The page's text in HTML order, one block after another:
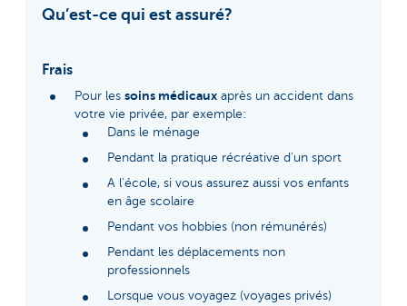
Qu’est-ce qui est assuré?
Frais
Pour les soins médicaux après un accident dans
votre vie privée, par exemple:
Dans le ménage
Pendant la pratique récréative d'un sport
A l'école, si vous assurez aussi vos enfants
en âge scolaire
Pendant vos hobbies (non rémunérés)
Pendant les déplacements non
professionnels
Lorsque vous voyagez (voyages privés)